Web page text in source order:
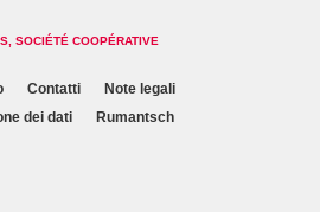
SOCIÉTÉ COOPÉRATIVE
Contatti
Note legali
dei dati
Rumantsch